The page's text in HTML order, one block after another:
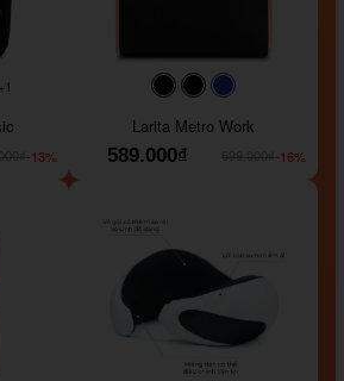
+1
-13%
#000000#000000
Larita Metro Work
589.000₫
-16%